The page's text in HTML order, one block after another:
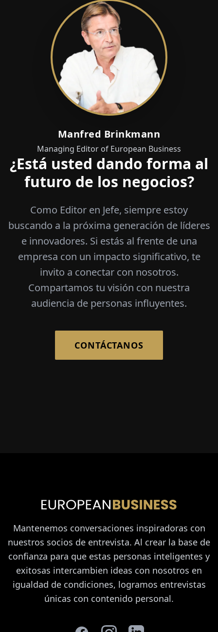
Manfred Brinkmann
Managing Editor of European Business
¿Está usted dando forma al
futuro de los negocios?
Como Editor en Jefe, siempre estoy
buscando a la próxima generación de líderes
e innovadores. Si estás al frente de una
empresa con un impacto significativo, te
invito a conectar con nosotros.
Compartamos tu visión con nuestra
audiencia de personas influyentes.
CONTÁCTANOS
Mantenemos conversaciones inspiradoras con
nuestros socios de entrevista. Al crear la base de
confianza para que estas personas inteligentes y
exitosas intercambien ideas con nosotros en
igualdad de condiciones, logramos entrevistas
únicas con contenido personal.